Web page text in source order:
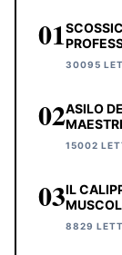
01
30095
02ASILO
15002
03IL
8829